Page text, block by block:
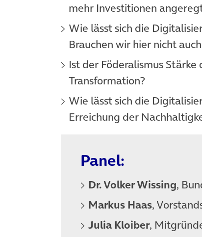
mehr Investitionen
Wie lässt sich die
Brauchen wir hier nicht
Ist der Föderalismus
Transformation?
Wie lässt sich die
Erreichung der
Panel:
Dr. Volker Wissing,
Markus Haas,
Julia Kloiber,